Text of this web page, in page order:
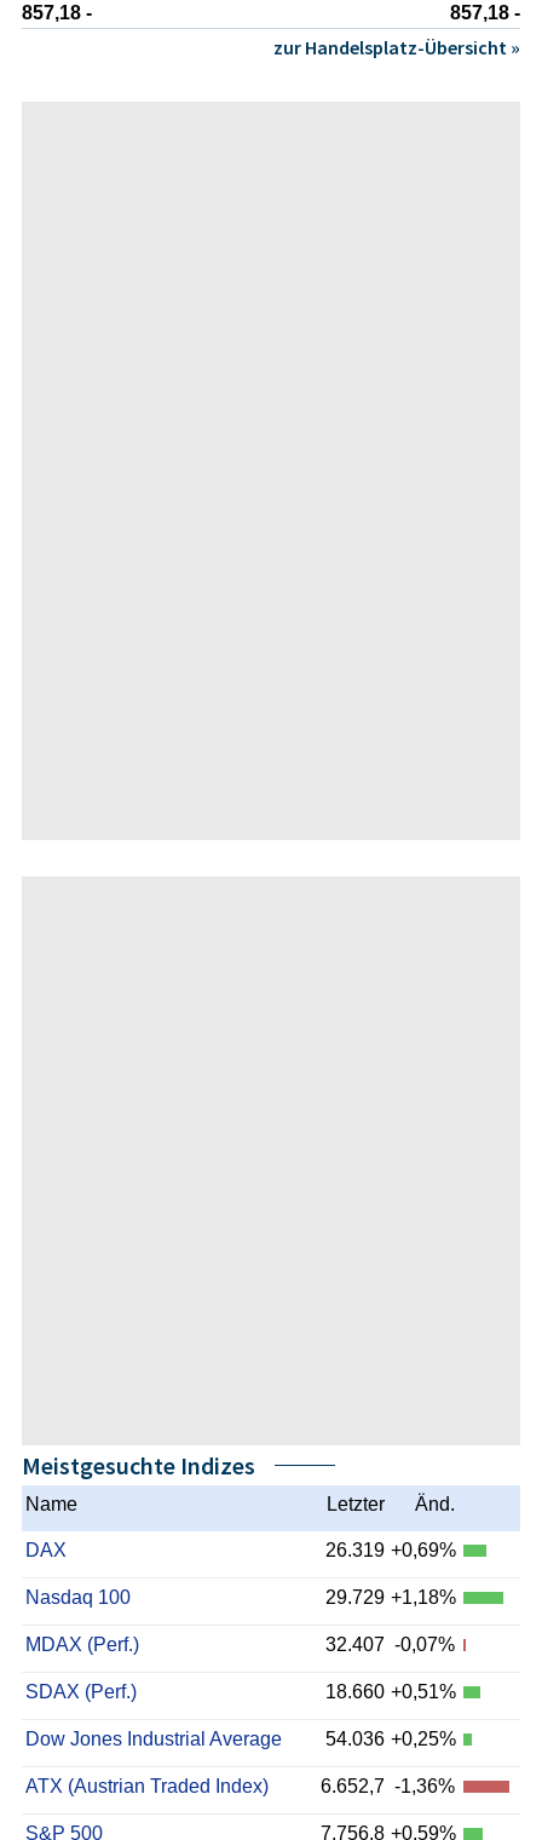
857,18 -
857,18 -
zur Handelsplatz-Übersicht »
Meistgesuchte Indizes
Name Letzter Änd.
DAX 26.319 +0,69%
Nasdaq 100 29.729 +1,18%
MDAX (Perf.) 32.407 -0,07%
SDAX (Perf.) 18.660 +0,51%
Dow Jones Industrial Average 54.036 +0,25%
ATX (Austrian Traded Index) 6.652,7 -1,36%
S&P 500 7.756,8 +0,59%